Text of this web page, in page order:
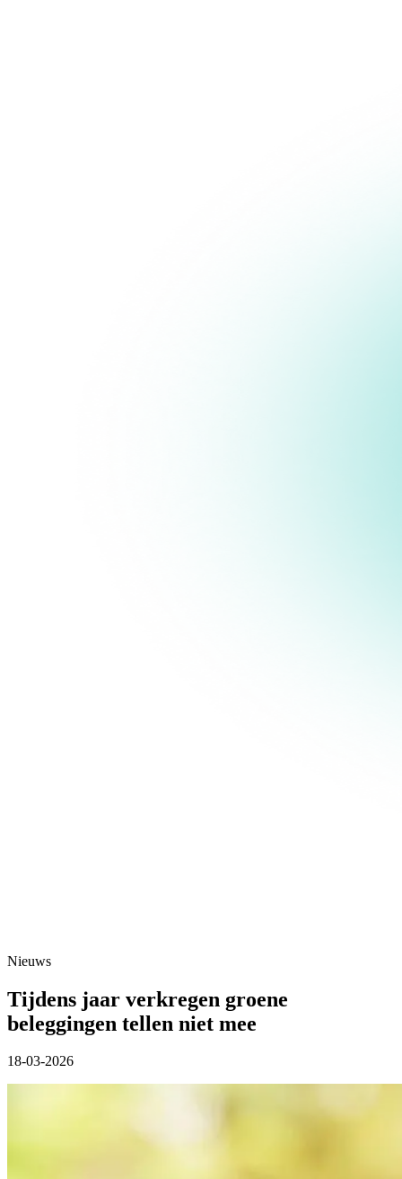
Nieuws
Tijdens jaar verkregen groene
beleggingen tellen niet mee
18-03-2026